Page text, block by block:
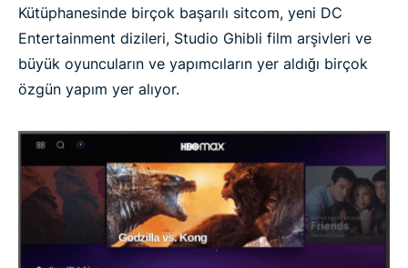
Kütüphanesinde birçok başarılı sitcom, yeni DC
Entertainment dizileri, Studio Ghibli film arşivleri ve
büyük oyuncuların ve yapımcıların yer aldığı birçok
özgün yapım yer alıyor.